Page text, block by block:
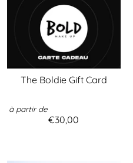
The Boldie Gift Card
à partir de
€30,00